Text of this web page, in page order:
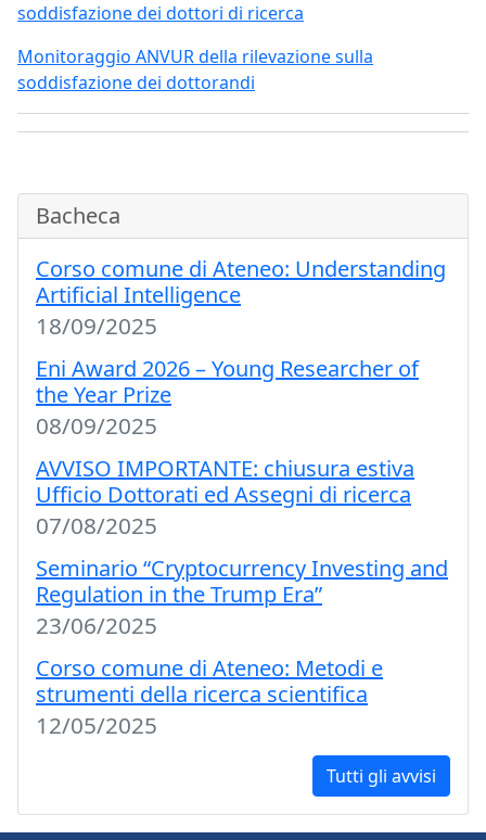
soddisfazione dei dottori di ricerca
Monitoraggio ANVUR della rilevazione sulla
soddisfazione dei dottorandi
Bacheca
Corso comune di Ateneo: Understanding
Artificial Intelligence
18/09/2025
Eni Award 2026 – Young Researcher of
the Year Prize
08/09/2025
AVVISO IMPORTANTE: chiusura estiva
Ufficio Dottorati ed Assegni di ricerca
07/08/2025
Seminario “Cryptocurrency Investing and
Regulation in the Trump Era”
23/06/2025
Corso comune di Ateneo: Metodi e
strumenti della ricerca scientifica
12/05/2025
Tutti gli avvisi